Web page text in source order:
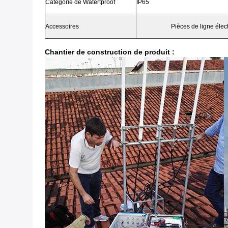
Catégorie de Watertproof IP65
Accessoires Pièces de ligne
Chantier de construction de produit :